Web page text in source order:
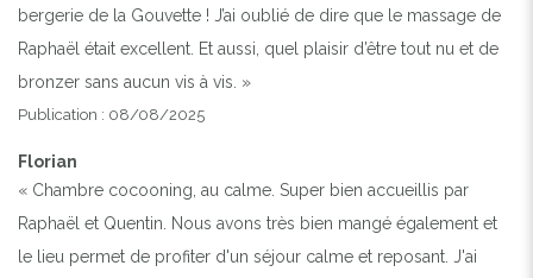
bergerie de la Gouvette ! J’ai oublié de dire que le massage de
Raphaël était excellent. Et aussi, quel plaisir d’être tout nu et de
bronzer sans aucun vis à vis. »
Publication : 08/08/2025
Florian
« Chambre cocooning, au calme. Super bien accueillis par
Raphaël et Quentin. Nous avons très bien mangé également et
le lieu permet de profiter d'un séjour calme et reposant. J'ai